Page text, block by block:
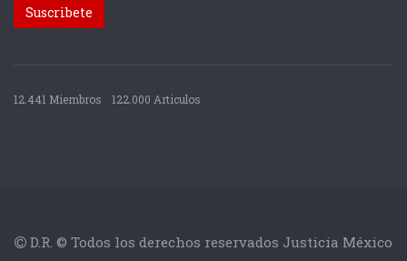
12.441 Miembros 122.000 Articulos
D.R. © Todos los derechos reservados Justicia México